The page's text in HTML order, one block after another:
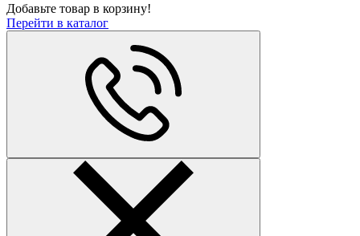
Добавьте товар в корзину!
Перейти в каталог